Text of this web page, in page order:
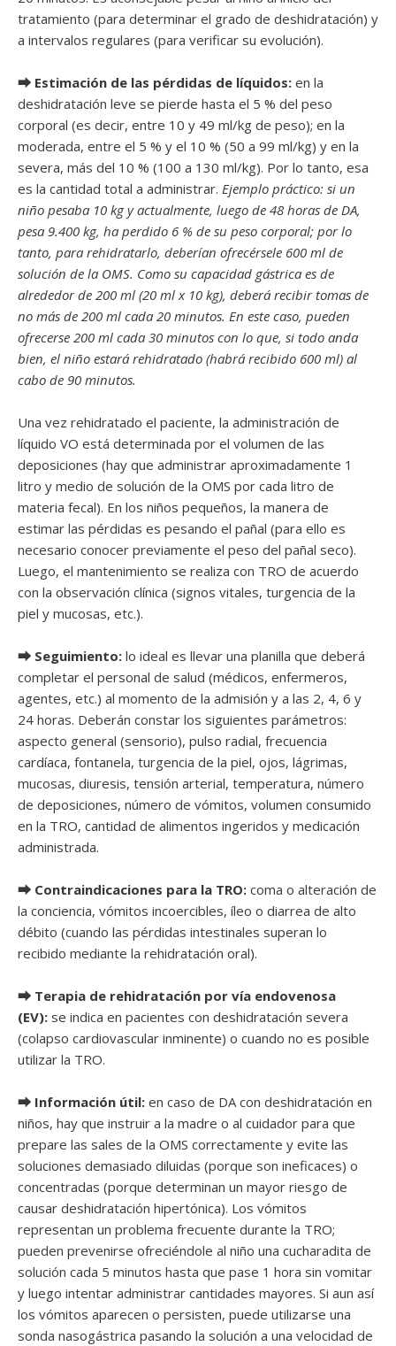
tratamiento (para determinar el grado de deshidratación) y
a intervalos regulares (para verificar su evolución).
⮕ Estimación de las pérdidas de líquidos: en la
deshidratación leve se pierde hasta el 5 % del peso
corporal (es decir, entre 10 y 49 ml/kg de peso); en la
moderada, entre el 5 % y el 10 % (50 a 99 ml/kg) y en la
severa, más del 10 % (100 a 130 ml/kg). Por lo tanto, esa
es la cantidad total a administrar. Ejemplo práctico: si un
niño pesaba 10 kg y actualmente, luego de 48 horas de DA,
pesa 9.400 kg, ha perdido 6 % de su peso corporal; por lo
tanto, para rehidratarlo, deberían ofrecérsele 600 ml de
solución de la OMS. Como su capacidad gástrica es de
alrededor de 200 ml (20 ml x 10 kg), deberá recibir tomas de
no más de 200 ml cada 20 minutos. En este caso, pueden
ofrecerse 200 ml cada 30 minutos con lo que, si todo anda
bien, el niño estará rehidratado (habrá recibido 600 ml) al
cabo de 90 minutos.
Una vez rehidratado el paciente, la administración de
líquido VO está determinada por el volumen de las
deposiciones (hay que administrar aproximadamente 1
litro y medio de solución de la OMS por cada litro de
materia fecal). En los niños pequeños, la manera de
estimar las pérdidas es pesando el pañal (para ello es
necesario conocer previamente el peso del pañal seco).
Luego, el mantenimiento se realiza con TRO de acuerdo
con la observación clínica (signos vitales, turgencia de la
piel y mucosas, etc.).
⮕ Seguimiento: lo ideal es llevar una planilla que deberá
completar el personal de salud (médicos, enfermeros,
agentes, etc.) al momento de la admisión y a las 2, 4, 6 y
24 horas. Deberán constar los siguientes parámetros:
aspecto general (sensorio), pulso radial, frecuencia
cardíaca, fontanela, turgencia de la piel, ojos, lágrimas,
mucosas, diuresis, tensión arterial, temperatura, número
de deposiciones, número de vómitos, volumen consumido
en la TRO, cantidad de alimentos ingeridos y medicación
administrada.
⮕ Contraindicaciones para la TRO: coma o alteración de
la conciencia, vómitos incoercibles, íleo o diarrea de alto
débito (cuando las pérdidas intestinales superan lo
recibido mediante la rehidratación oral).
⮕ Terapia de rehidratación por vía endovenosa
(EV): se indica en pacientes con deshidratación severa
(colapso cardiovascular inminente) o cuando no es posible
utilizar la TRO.
⮕ Información útil: en caso de DA con deshidratación en
niños, hay que instruir a la madre o al cuidador para que
prepare las sales de la OMS correctamente y evite las
soluciones demasiado diluidas (porque son ineficaces) o
concentradas (porque determinan un mayor riesgo de
causar deshidratación hipertónica). Los vómitos
representan un problema frecuente durante la TRO;
pueden prevenirse ofreciéndole al niño una cucharadita de
solución cada 5 minutos hasta que pase 1 hora sin vomitar
y luego intentar administrar cantidades mayores. Si aun así
los vómitos aparecen o persisten, puede utilizarse una
sonda nasogástrica pasando la solución a una velocidad de